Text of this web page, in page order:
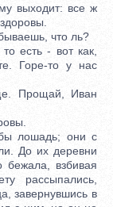
выходит: все ж
что ль?
есть - вот как,
Горе-то у нас
Прощай, Иван
лошадь; они с
До их деревни
бежала, взбивая
рассыпались,
завернувшись в